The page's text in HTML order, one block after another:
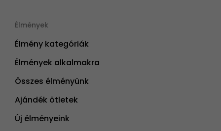
Élmények
Élmény kategóriák
Élmények alkalmakra
Összes élményünk
Ajándék ötletek
Új élményeink